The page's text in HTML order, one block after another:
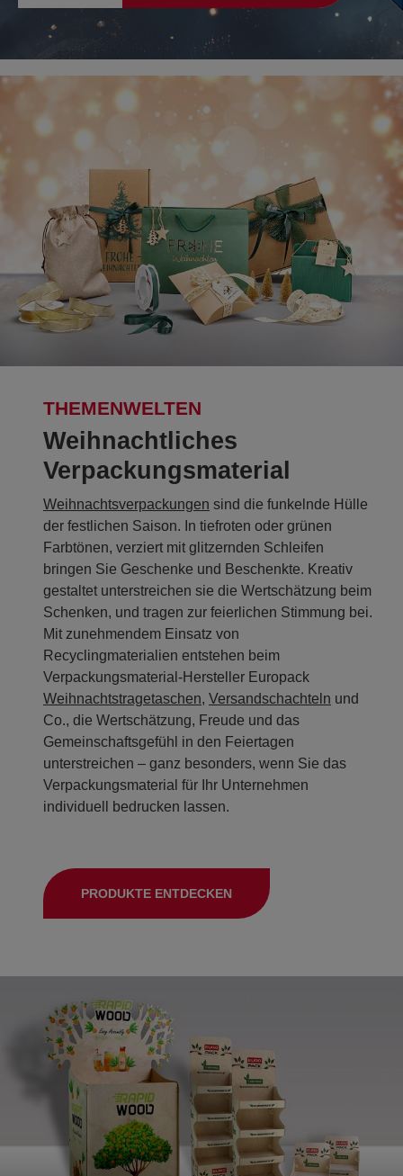
THEMENWELTEN
Weihnachtliches
Verpackungsmaterial
Weihnachtsverpackungen sind die funkelnde Hülle
der festlichen Saison. In tiefroten oder grünen
Farbtönen, verziert mit glitzernden Schleifen
bringen Sie Geschenke und Beschenkte. Kreativ
gestaltet unterstreichen sie die Wertschätzung beim
Schenken, und tragen zur feierlichen Stimmung bei.
Mit zunehmendem Einsatz von
Recyclingmaterialien entstehen beim
Verpackungsmaterial-Hersteller Europack
Weihnachtstragetaschen, Versandschachteln und
Co., die Wertschätzung, Freude und das
Gemeinschaftsgefühl in den Feiertagen
unterstreichen – ganz besonders, wenn Sie das
Verpackungsmaterial für Ihr Unternehmen
individuell bedrucken lassen.
PRODUKTE ENTDECKEN